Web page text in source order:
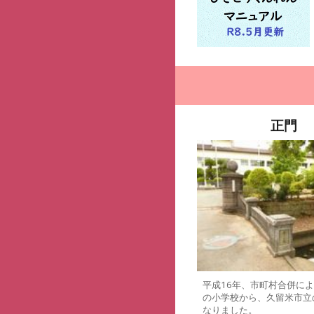
正門
平成16年、市町村合併に
の小学校から、久留米市
なりました。